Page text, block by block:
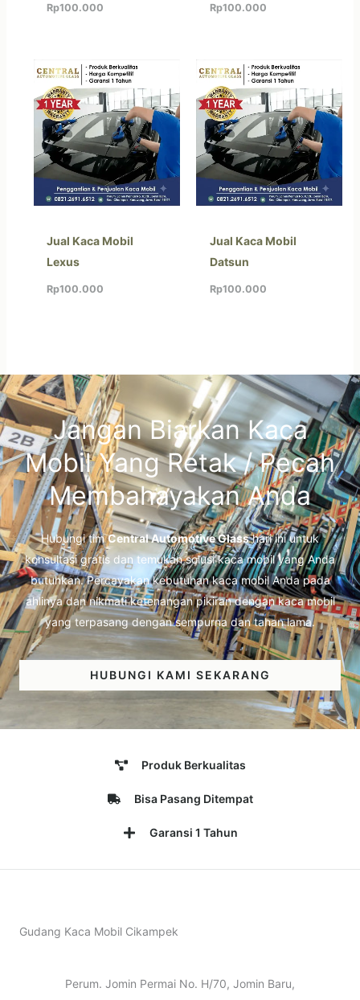
Rp100.000 Rp100.000
Jual Kaca Mobil
Lexus
Rp100.000
Jual Kaca Mobil
Datsun
Rp100.000
Jangan Biarkan Kaca
Mobil Yang Retak / Pecah
Membahayakan Anda
Hubungi timCentral Automotive Glasshari ini untuk
konsultasi gratis dan temukan solusi kaca mobil yang Anda
butuhkan. Percayakan kebutuhan kaca mobil Anda pada
ahlinya dan nikmati ketenangan pikiran dengan kaca mobil
yang terpasang dengan sempurna dan tahan lama.
HUBUNGI KAMI SEKARANG
Produk Berkualitas
Bisa Pasang Ditempat
Garansi 1 Tahun
Gudang Kaca Mobil Cikampek
Perum. Jomin Permai No. H/70, Jomin Baru,